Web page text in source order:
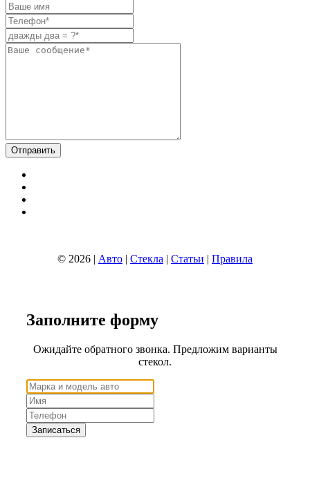
© 2026 | Авто | Стекла | Статьи | Правила
Заполните форму
Ожидайте обратного звонка. Предложим варианты
стекол.